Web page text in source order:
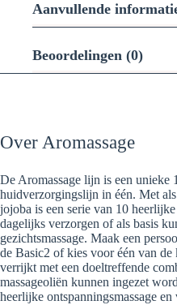
Aanvullende
Beoordelingen (0)
Over Aromassage
De Aromassage lijn is een unieke
huidverzorgingslijn in één. Met
jojoba is een serie van 10
dagelijks verzorgen of als basis
gezichtsmassage. Maak een
de Basic2 of kies voor één van
verrijkt met een doeltreffende
massageoliën kunnen ingezet
heerlijke ontspanningsmassage